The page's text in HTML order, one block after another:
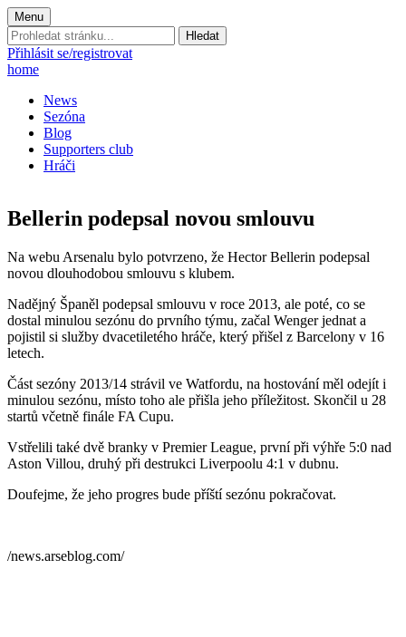
Menu
Prohledat
stránku:
Přihlásit se/registrovat
home
News
Sezóna
Blog
Supporters club
Hráči
Bellerin podepsal novou smlouvu
Na webu Arsenalu bylo potvrzeno, že Hector Bellerin podepsal
novou dlouhodobou smlouvu s klubem.
Nadějný Španěl podepsal smlouvu v roce 2013, ale poté, co se
dostal minulou sezónu do prvního týmu, začal Wenger jednat a
pojistil si služby dvacetiletého hráče, který přišel z Barcelony v 16
letech.
Část sezóny 2013/14 strávil ve Watfordu, na hostování měl odejít i
minulou sezónu, místo toho ale přišla jeho příležitost. Skončil u 28
startů včetně finále FA Cupu.
Vstřelili také dvě branky v Premier League, první při výhře 5:0 nad
Aston Villou, druhý při destrukci Liverpoolu 4:1 v dubnu.
Doufejme, že jeho progres bude příští sezónu pokračovat.
/news.arseblog.com/